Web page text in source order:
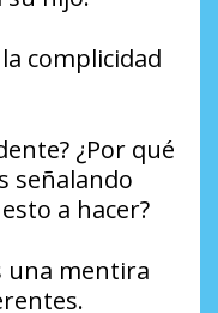
complicidad
¿Por qué
señalando
a hacer?
una mentira